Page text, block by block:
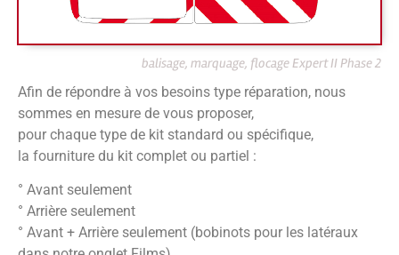
balisage, marquage, flocage Expert II Phase 2
Afin de répondre à vos besoins type réparation, nous
sommes en mesure de vous proposer,
pour chaque type de kit standard ou spécifique,
la fourniture du kit complet ou partiel :
° Avant seulement
° Arrière seulement
° Avant + Arrière seulement (bobinots pour les latéraux